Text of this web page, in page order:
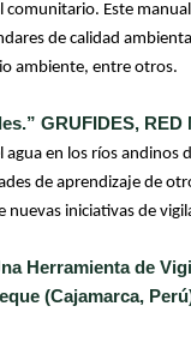
Este
de calidad
ambiente, entre otros.
GRUFIDES, RED
en los ríos andinos
de aprendizaje de
iniciativas de
Herramienta de
(Cajamarca,